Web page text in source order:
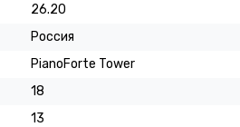
26.20
Россия
PianoForte Tower
18
13